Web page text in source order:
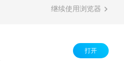
继续使用浏览器
打开